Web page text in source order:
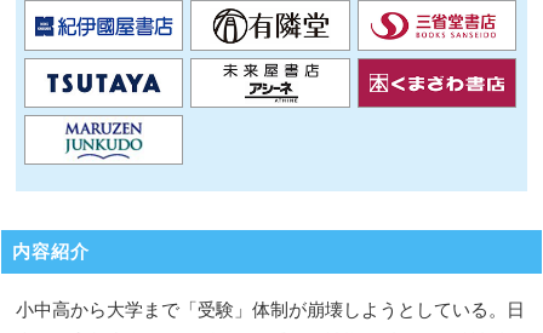
内容紹介
小中高から大学まで「受験」体制が崩壊しようとしている。日